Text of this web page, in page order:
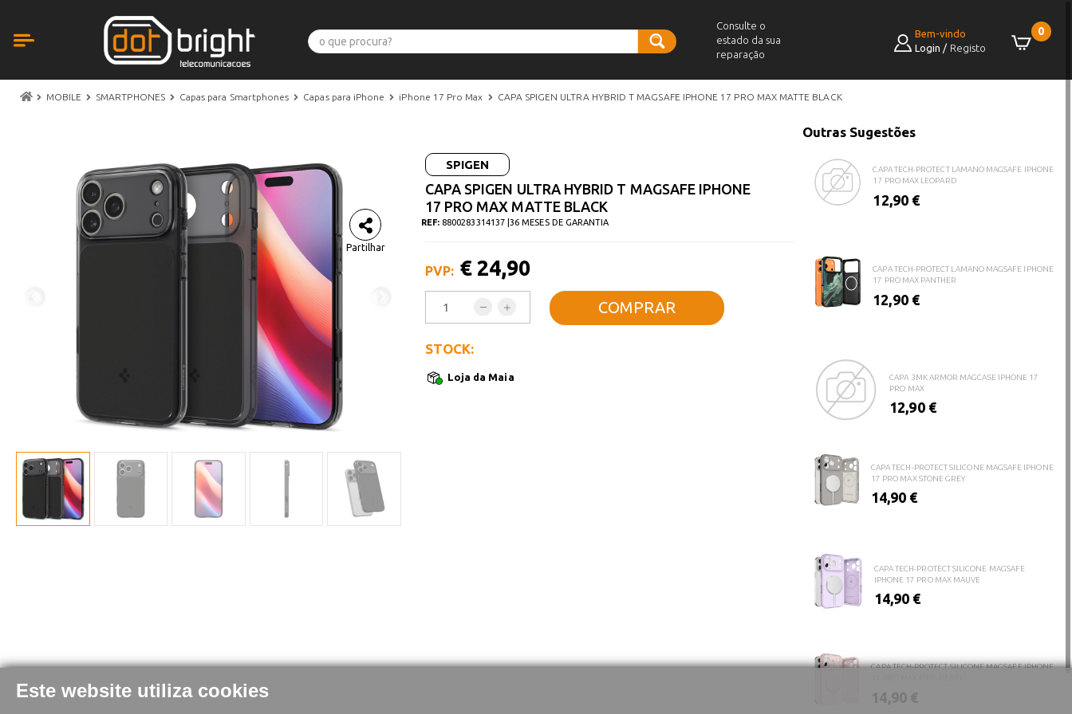
Este website utiliza cookies
Consulte o
estado da sua
reparação
0
Bem-vindo
Login / Registo
MOBILE SMARTPHONES Capas para Smartphones Capas para iPhone iPhone 17 Pro Max CAPA SPIGEN ULTRA HYBRID T MAGSAFE IPHONE 17 PRO MAX MATTE BLACK
Partilhar
SPIGEN
CAPA SPIGEN ULTRA HYBRID T MAGSAFE IPHONE
17 PRO MAX MATTE BLACK
REF: 8800283314137 |36 MESES DE GARANTIA
PVP: € 24,90
COMPRAR
STOCK:
Loja da Maia
Outras Sugestões
17 PRO MAX VELVET NIGHT
CAPA TECH-PROTECT LAMANO MAGSAFE IPHONE
17 PRO MAX LEOPARD
12,90 €
CAPA TECH-PROTECT LAMANO MAGSAFE IPHONE
17 PRO MAX PANTHER
12,90 €
CAPA 3MK ARMOR MAGCASE IPHONE 17
PRO MAX
12,90 €
CAPA TECH-PROTECT SILICONE MAGSAFE IPHONE
17 PRO MAX STONE GREY
14,90 €
CAPA TECH-PROTECT SILICONE MAGSAFE
IPHONE 17 PRO MAX MAUVE
14,90 €
CAPA TECH-PROTECT SILICONE MAGSAFE IPHONE
14,90 €